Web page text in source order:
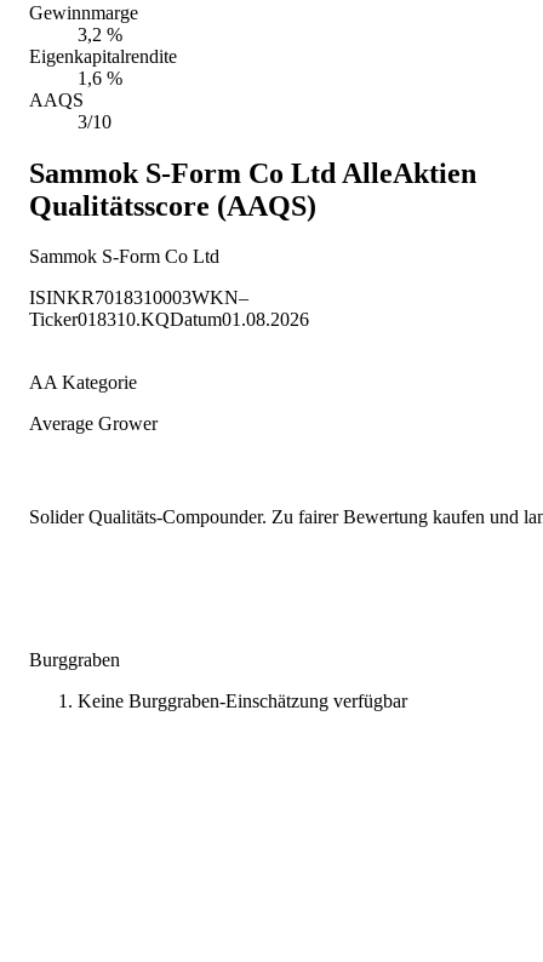
Gewinnmarge
3,2 %
Eigenkapitalrendite
1,6 %
AAQS
3/10
Sammok S-Form Co Ltd AlleAktien
Qualitätsscore (AAQS)
Sammok S-Form Co Ltd
ISINKR7018310003WKN–
Ticker018310.KQDatum01.08.2026
AA Kategorie
Average Grower
Solider Qualitäts-Compounder. Zu fairer Bewertung kaufen und
Burggraben
Keine Burggraben-Einschätzung verfügbar